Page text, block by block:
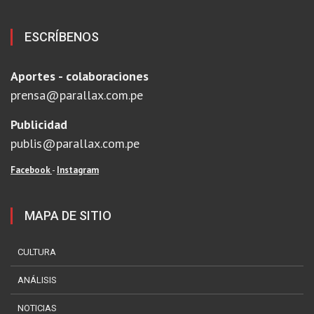
ESCRÍBENOS
Aportes - colaboraciones
prensa@parallax.com.pe
Publicidad
publis@parallax.com.pe
Facebook- Instagram
MAPA DE SITIO
CULTURA
ANÁLISIS
NOTICIAS